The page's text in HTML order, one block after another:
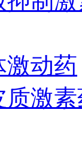
激动药
质激